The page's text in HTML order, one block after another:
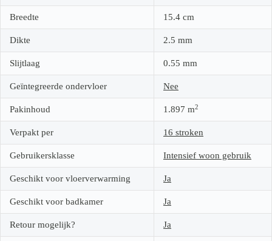
Breedte 15.4 cm
Dikte 2.5 mm
Slijtlaag 0.55 mm
Geïntegreerde ondervloer Nee
Pakinhoud 1.897 m2
Verpakt per 16 stroken
Gebruikersklasse Intensief woon gebruik
Geschikt voor vloerverwarming Ja
Geschikt voor badkamer Ja
Retour mogelijk? Ja